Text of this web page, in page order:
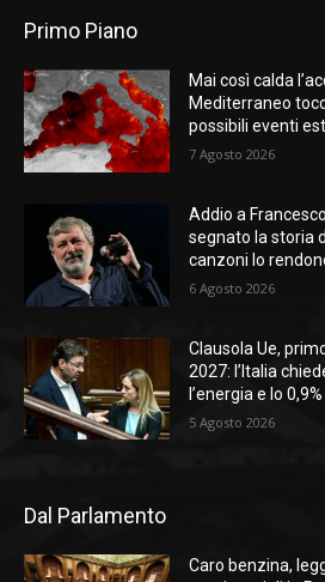
Primo Piano
Mai così calda
Mediterraneo
possibili eventi
7 Agosto 2026
Addio a
segnato la storia
canzoni lo
6 Agosto 2026
Clausola Ue,
2027: l’Italia
l’energia e lo
5 Agosto 2026
Dal Parlamento
Caro benzina,